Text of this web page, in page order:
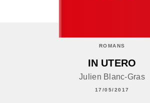
ROMANS
IN UTERO
Julien Blanc-Gras
17/05/2017